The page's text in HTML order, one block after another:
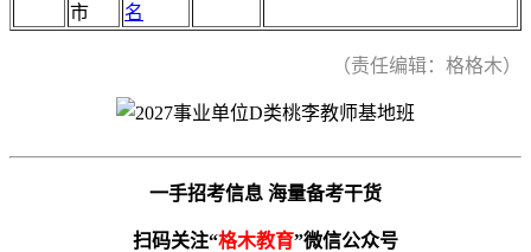
市
名
（责任编辑：格格木）
一手招考信息 海量备考干货
扫码关注“格木教育”微信公众号